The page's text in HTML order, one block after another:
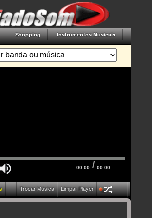
Shopping Instrumentos Musicais
00:00 / 00:00
Trocar Música Limpar Player